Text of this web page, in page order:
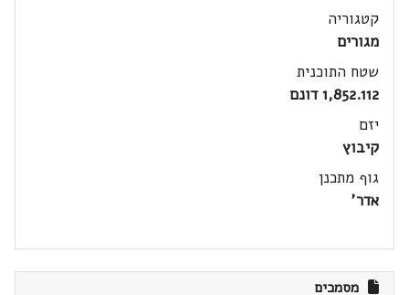
קטגוריה
מגורים
שטח התוכנית
1,852.112 דונם
יזם
קיבוץ
גוף מתכנן
אדר'
מסמכים